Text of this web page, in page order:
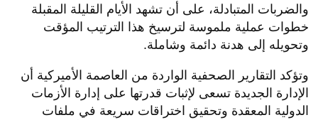
والضربات المتبادلة، على أن تشهد الأيام القليلة المقبلة
خطوات عملية ملموسة لترسيخ هذا الترتيب المؤقت
وتحويله إلى هدنة دائمة وشاملة.
​وتؤكد التقارير الصحفية الواردة من العاصمة الأميركية أن
الإدارة الجديدة تسعى لإثبات قدرتها على إدارة الأزمات
الدولية المعقدة وتحقيق اختراقات سريعة في ملفات